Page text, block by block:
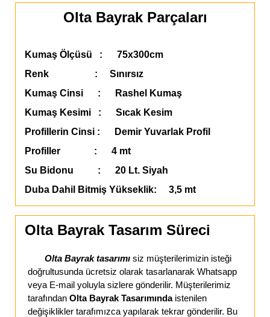
Olta Bayrak Parçaları
Kumaş Ölçüsü : 75x300cm
Renk : Sınırsız
Kumaş Cinsi : Rashel Kumaş
Kumaş Kesimi : Sıcak Kesim
Profillerin Cinsi : Demir Yuvarlak Profil
Profiller : 4 mt
Su Bidonu : 20 Lt. Siyah
Duba Dahil Bitmiş Yükseklik: 3,5 mt
Olta Bayrak Tasarım Süreci
Olta Bayrak tasarımı siz müşterilerimizin isteği
doğrultusunda ücretsiz olarak tasarlanarak Whatsapp
veya E-mail yoluyla sizlere gönderilir. Müşterilerimiz
tarafından Olta Bayrak Tasarımında istenilen
değişiklikler tarafımızca yapılarak tekrar gönderilir. Bu